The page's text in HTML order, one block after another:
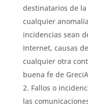
destinatarios de
cualquier
incidencias sean
Internet, causas
cualquier otra
buena fe de
Fallos o
las